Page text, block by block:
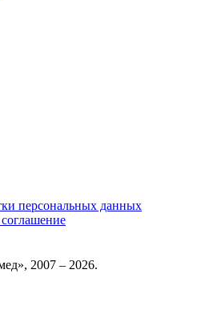
персональных данных
2007 – 2026.